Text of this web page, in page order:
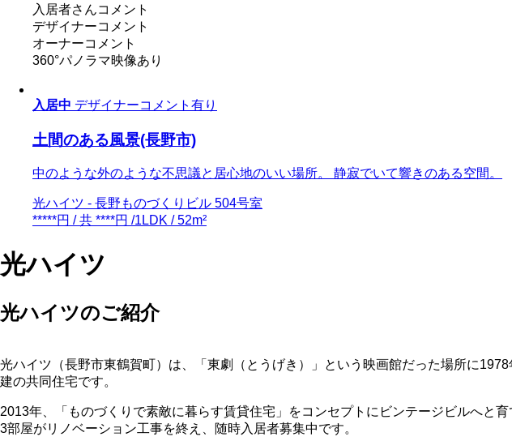
入居者さんコメント
デザイナーコメント
オーナーコメント
360°パノラマ映像あり
入居中 デザイナーコメント有り
土間のある風景(長野市)
中のような外のような不思議と居心地のいい場所。 静寂でいて響きのある空間。
光ハイツ - 長野ものづくりビル 504号室
*****円 / 共 ****円 /1LDK / 52m²
光ハイツ
光ハイツのご紹介
光ハイツ（長野市東鶴賀町）は、「東劇（とうげき）」という映画館だった場所に
建の共同住宅です。
2013年、「ものづくりで素敵に暮らす賃貸住宅」をコンセプトにビンテージビルへと
3部屋がリノベーション工事を終え、随時入居者募集中です。